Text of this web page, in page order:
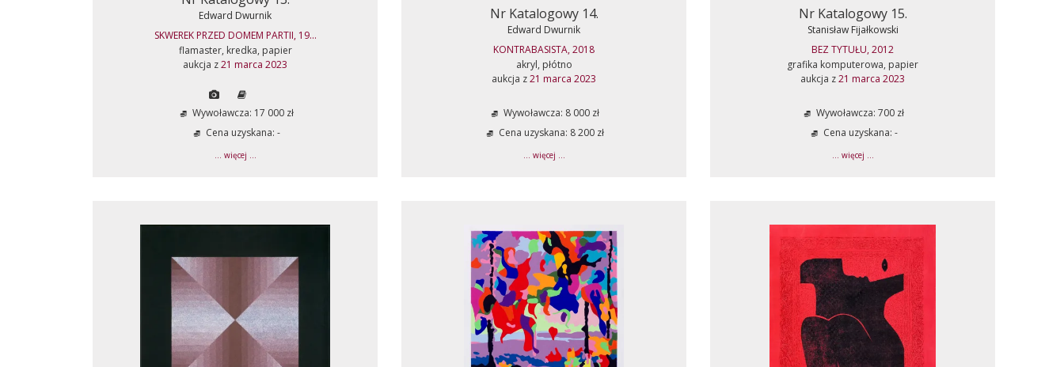
Edward Dwurnik
SKWEREK PRZED DOMEM PARTII, 19...
flamaster, kredka, papier
aukcja z21 marca 2023
Wywoławcza: 17 000 zł
Cena uzyskana: -
... więcej ...
Nr Katalogowy 14.
Edward Dwurnik
KONTRABASISTA, 2018
akryl, płótno
aukcja z21 marca 2023
Wywoławcza: 8 000 zł
Cena uzyskana: 8 200 zł
... więcej ...
Nr Katalogowy 15.
Stanisław Fijałkowski
BEZ TYTUŁU, 2012
grafika komputerowa, papier
aukcja z21 marca 2023
Wywoławcza: 700 zł
Cena uzyskana: -
... więcej ...